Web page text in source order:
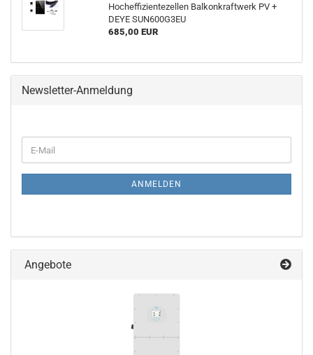
Hocheffizientezellen Balkonkraftwerk PV +
DEYE SUN600G3EU
685,00 EUR
Newsletter-Anmeldung
ZUR
E-
Mail
ANMELDEN
Angebote